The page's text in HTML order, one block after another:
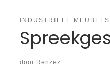
INDUSTRIELE MEUBELS
door Renzez